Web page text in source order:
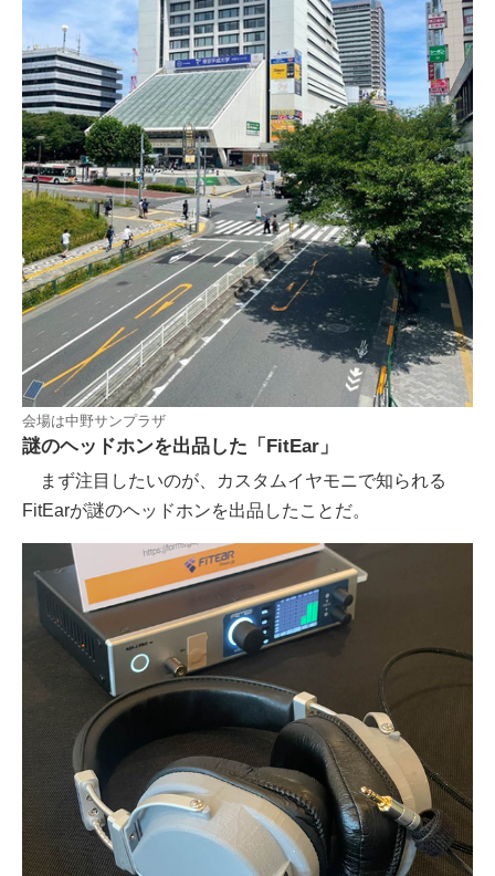
会場は中野サンプラザ
謎のヘッドホンを出品した「FitEar」
まず注目したいのが、カスタムイヤモニで知られる
FitEarが謎のヘッドホンを出品したことだ。